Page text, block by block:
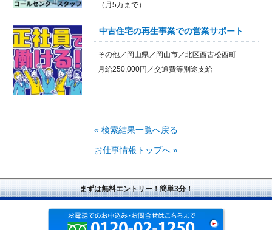
（月5万まで）
中古住宅の再生事業での営業サポート
その他／岡山県／岡山市／北区西古松西町
月給250,000円／交通費等別途支給
« 検索結果一覧へ戻る
お仕事情報トップへ »
まずは無料エントリー！簡単3分！